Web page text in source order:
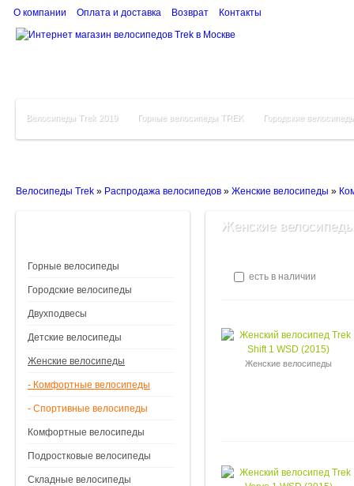
О компании Оплата и доставка Возврат Контакты
Велосипеды Trek 2019 Горные велосипеды TREK Городские
Велосипеды Trek » Распродажа велосипедов » Женские велосипеды »
Горные велосипеды
Городские велосипеды
Двухподвесы
Детские велосипеды
Женские велосипеды
- Комфортные велосипеды
- Спортивные велосипеды
Комфортные велосипеды
Подростковые велосипеды
Складные велосипеды
Женские
есть в наличии
Женские велосипеды